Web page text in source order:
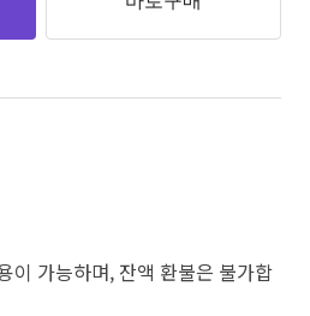
이 가능하며, 잔액 환불은 불가합